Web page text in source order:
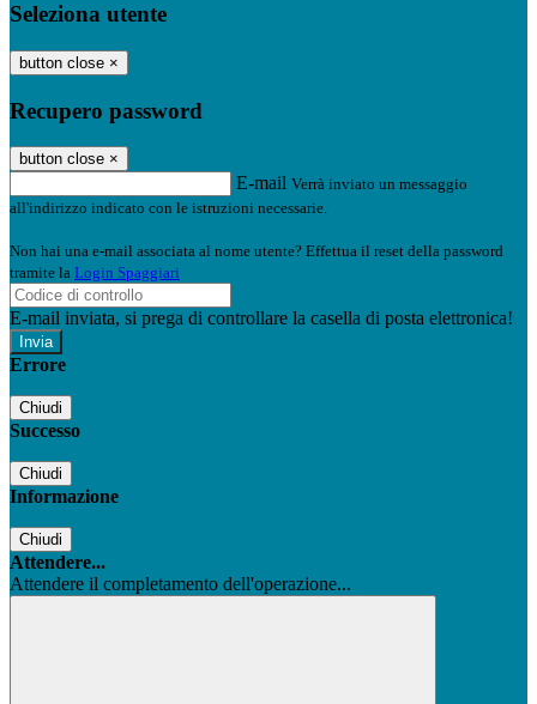
Seleziona utente
button close ×
Recupero password
button close ×
E-mail Verrà inviato un messaggio
all'indirizzo indicato con le istruzioni necessarie.
Non hai una e-mail associata al nome utente? Effettua il reset della password
tramite la Login Spaggiari
E-mail inviata, si prega di controllare la casella di posta elettronica!
Errore
Chiudi
Successo
Chiudi
Informazione
Chiudi
Attendere...
Attendere il completamento dell'operazione...